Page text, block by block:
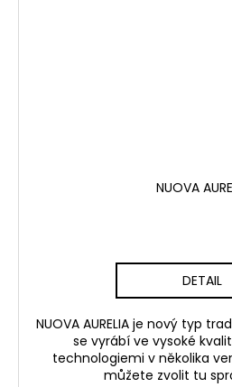
NUOVA
DETAIL
NUOVA AURELIA je nový typ
se vyrábí ve vysoké
technologiemi v několika
můžete zvolit tu